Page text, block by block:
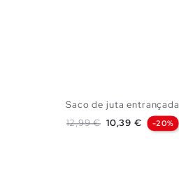
Saco de juta entrançada
Preço normal
12,99 € Preço
10,39 € -20%